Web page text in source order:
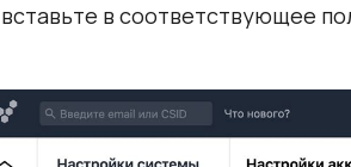
вставьте в соответствующее